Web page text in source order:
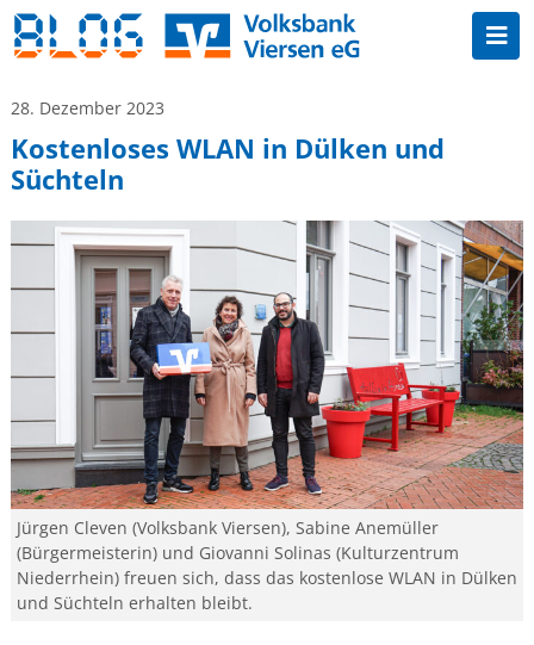
28. Dezember 2023
Kostenloses WLAN in Dülken und
Süchteln
Jürgen Cleven (Volksbank Viersen), Sabine Anemüller
(Bürgermeisterin) und Giovanni Solinas (Kulturzentrum
Niederrhein) freuen sich, dass das kostenlose WLAN in Dülken
und Süchteln erhalten bleibt.